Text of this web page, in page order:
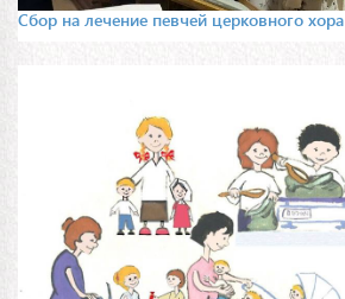
Сбор на лечение певчей церковного хора